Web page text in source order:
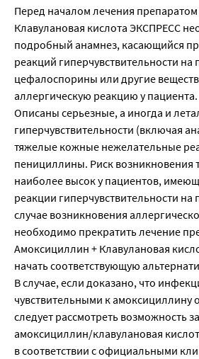
Перед началом лечения
Клавулановая кислота ЭКСПРЕСС
подробный анамнез, касающийся
реакций гиперчувствительности
цефалоспорины или другие
аллергическую реакцию у пациента.
Описаны серьезные, а иногда и
гиперчувствительности (включая
тяжелые кожные нежелательные
пенициллины. Риск возникновения
наиболее высок у пациентов,
реакции гиперчувствительности
случае возникновения
необходимо прекратить лечение
Aмоксициллин + Клавулановая
начать соответствующую
В случае, если доказано, что
чувствительными к амоксициллину
следует рассмотреть возможность
амоксициллин/клавулановая
в соответствии с официальными